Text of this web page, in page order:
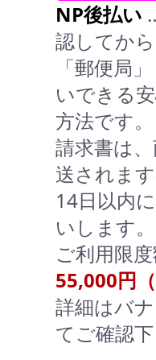
NP後払い
認してか
「郵便局
いできる
方法です。
請求書は
送されま
14日以内
いします。
ご利用限
55,000円（
詳細はバ
てご確認下